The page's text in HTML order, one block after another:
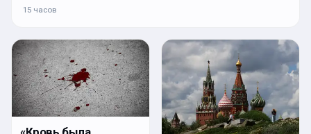
15 часов